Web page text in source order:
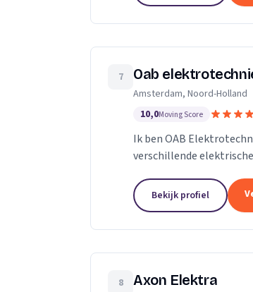
7 Oab
Amsterdam, Noord-Holland
10,0Moving Score
Ik ben OAB
verschillende
Bekijk profiel
8 Axon Elektra